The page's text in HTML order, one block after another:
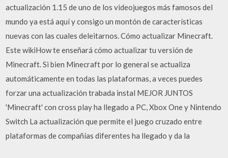
actualización 1.15 de uno de los videojuegos más famosos del
mundo ya está aquí y consigo un montón de características
nuevas con las cuales deleitarnos. Cómo actualizar Minecraft.
Este wikiHow te enseñará cómo actualizar tu versión de
Minecraft. Si bien Minecraft por lo general se actualiza
automáticamente en todas las plataformas, a veces puedes
forzar una actualización trabada instal MEJOR JUNTOS
'Minecraft' con cross play ha llegado a PC, Xbox One y Nintendo
Switch La actualización que permite el juego cruzado entre
plataformas de compañías diferentes ha llegado y da la